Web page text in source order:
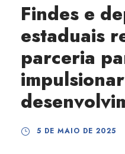
Findes e
estaduais
parceria
impulsionar
5 DE MAIO DE 2025